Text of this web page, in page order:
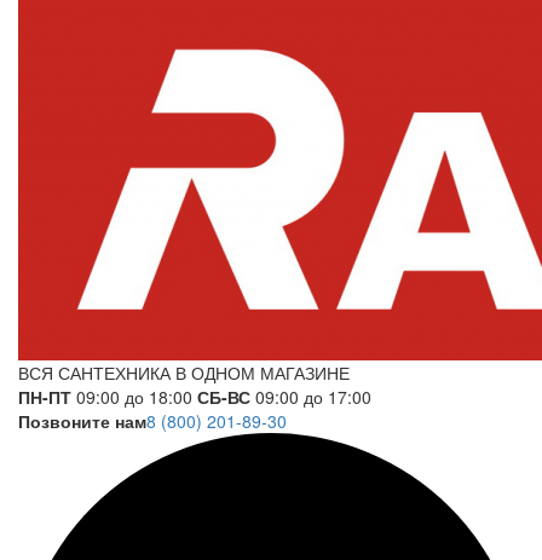
ВСЯ САНТЕХНИКА В ОДНОМ МАГАЗИНЕ
ПН-ПТ 09:00 до 18:00 СБ-ВС 09:00 до 17:00
Позвоните нам8 (800) 201-89-30